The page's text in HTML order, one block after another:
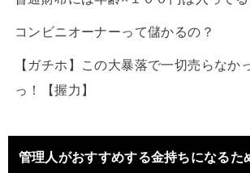
コンビニオーナーって儲かるの？
【ガチホ】この大暴落で一切売らなか
っ！【握力】
管理人がおすすめする金持ちになるた